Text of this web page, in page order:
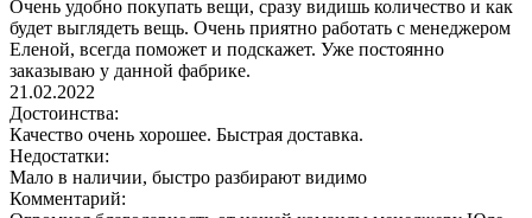
Очень удобно покупать вещи, сразу видишь количество и как
будет выглядеть вещь. Очень приятно работать с менеджером
Еленой, всегда поможет и подскажет. Уже постоянно
заказываю у данной фабрике.
21.02.2022
Достоинства:
Качество очень хорошее. Быстрая доставка.
Недостатки:
Мало в наличии, быстро разбирают видимо
Комментарий: